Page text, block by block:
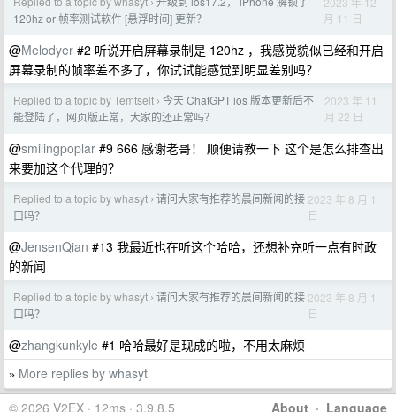
›
120hz or 帧率测试软件 [悬浮时间] 更新？
月 11 日
@Melodyer #2 听说开启屏幕录制是 120hz ，我感觉貌似已经和开启
屏幕录制的帧率差不多了，你试试能感觉到明显差别吗？
Replied to a topic by Temtselt › 今天 ChatGPT ios 版本更新后不
能登陆了，网页版正常，大家的还正常吗？
2023 年 11
月 22 日
@smilingpoplar #9 666 感谢老哥！ 顺便请教一下 这个是怎么排查出
来要加这个代理的？
Replied to a topic by whasyt › 请问大家有推荐的晨间新闻的接
口吗？
2023 年 8 月 1
日
@JensenQian #13 我最近也在听这个哈哈，还想补充听一点有时政
的新闻
Replied to a topic by whasyt › 请问大家有推荐的晨间新闻的接
口吗？
2023 年 8 月 1
日
@zhangkunkyle #1 哈哈最好是现成的啦，不用太麻烦
» More replies by whasyt
About · Language
© 2026 V2EX · 12ms · 3.9.8.5